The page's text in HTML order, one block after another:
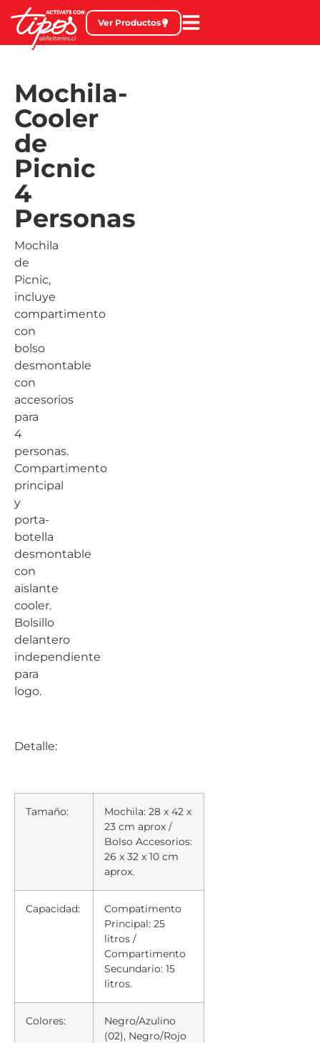
Ver Productos
Mochila-
Cooler
de
Picnic
4
Personas
Mochila
de
Picnic,
incluye
compartimento
con
bolso
desmontable
con
accesorios
para
4
personas.
Compartimento
principal
y
porta-
botella
desmontable
con
aislante
cooler.
Bolsillo
delantero
independiente
para
logo.
Detalle:
Tamaño:
Mochila: 28 x 42 x
23 cm aprox /
Bolso Accesorios:
26 x 32 x 10 cm
aprox.
Capacidad:
Compatimento
Principal: 25
litros /
Compartimento
Secundario: 15
litros.
Colores:
Negro/Azulino
(02), Negro/Rojo